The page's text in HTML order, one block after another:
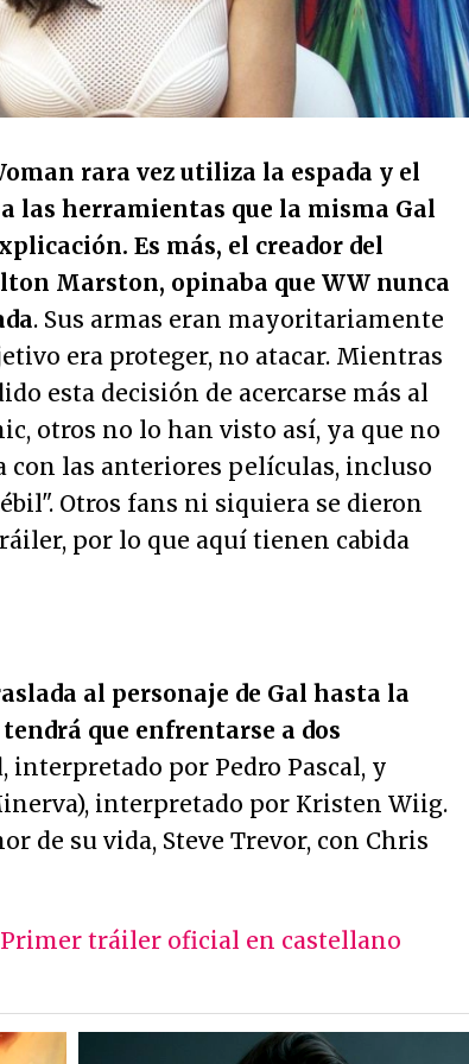
rara vez utiliza la espada y el
las herramientas que la misma Gal
Es más, el creador del
Marston, opinaba que WW nunca
. Sus armas eran mayoritariamente
era proteger, no atacar. Mientras
esta decisión de acercarse más al
otros no lo han visto así, ya que no
con las anteriores películas, incluso
Otros fans ni siquiera se dieron
por lo que aquí tienen cabida
al personaje de Gal hasta la
tendrá que enfrentarse a dos
interpretado por Pedro Pascal, y
interpretado por Kristen Wiig.
de su vida, Steve Trevor, con Chris
tráiler oficial en castellano